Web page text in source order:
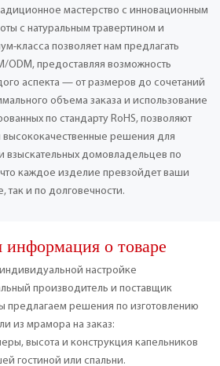
мастерство с инновационным
с натуральным травертином и
класса позволяет нам предлагать
ODM, предоставляя возможность
аспекта — от размеров до сочетаний
объема заказа и использование
по стандарту RoHS, позволяют
высококачественные решения для
взыскательных домовладельцев по
каждое изделие превзойдет ваши
так и по долговечности.
информация о товаре
настройке
производитель и поставщик
решения по изготовлению
из мрамора на заказ:
высота и конструкция капельников
гостиной или спальни.